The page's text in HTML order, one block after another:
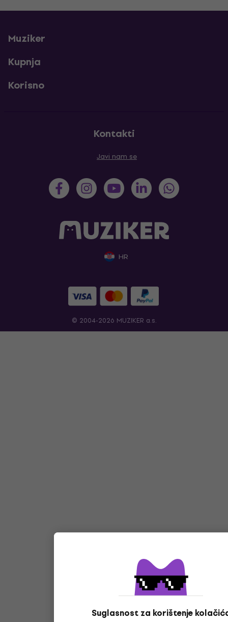
Suglasnost za korištenje
Muziker
Kupnja
Korisno
Kontakti
Javi nam se
HR
© 2004-2026 MUZIKER a.s.